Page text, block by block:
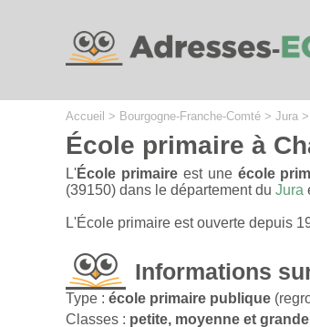
Accueil > Bourgogne-Franche-Comté > Jura >
École primaire à
L'École primaireest une école
(39150) dans le département du Jura
L'École primaire est ouverte depuis
Informations
Type : école primaire publique
Classes : petite, moyenne et